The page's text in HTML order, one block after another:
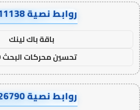
روابط نصية AA11138
باقة باك لينك
تحسين محركات البحث SEO
روابط نصية AA26790